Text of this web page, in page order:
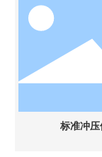
关于我们
新闻资讯
标准冲压